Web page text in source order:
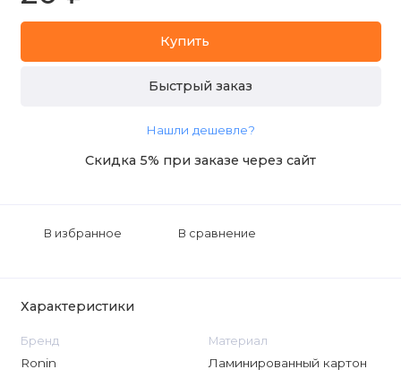
Купить
Быстрый заказ
Нашли дешевле?
Скидка 5% при заказе через сайт
В избранное В сравнение
Характеристики
Бренд
Ronin
Материал
Ламинированный картон